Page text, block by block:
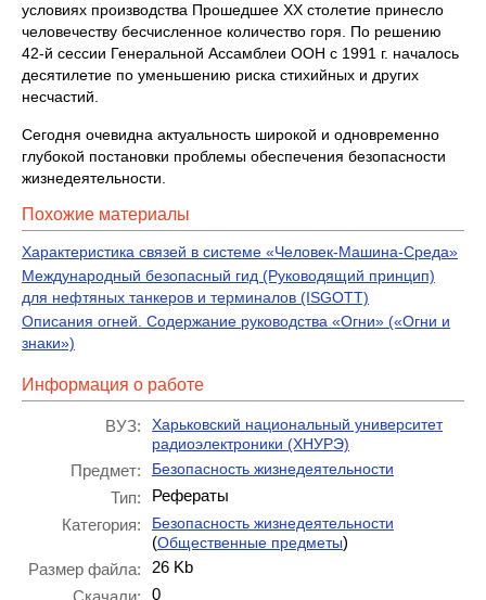
условиях производства Прошедшее XX столетие принесло
человечеству бесчисленное количество горя. По решению
42-й сессии Генеральной Ассамблеи ООН с 1991 г. началось
десятилетие по уменьшению риска стихийных и других
несчастий.
Сегодня очевидна актуальность широкой и одновременно
глубокой постановки проблемы обеспечения безопасности
жизнедеятельности.
Похожие материалы
Характеристика связей в системе «Человек-Машина-Среда»
Международный безопасный гид (Руководящий принцип)
для нефтяных танкеров и терминалов (ISGOTT)
Описания огней. Содержание руководства «Огни» («Огни и
знаки»)
Информация о работе
ВУЗ:
Харьковский национальный университет
радиоэлектроники (ХНУРЭ)
Предмет: Безопасность жизнедеятельности
Тип:
Рефераты
Категория:
Безопасность жизнедеятельности
(Общественные предметы)
Размер файла:
26 Kb
Скачали:
0